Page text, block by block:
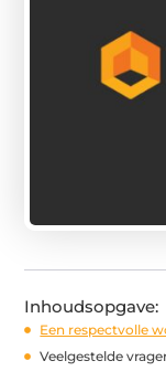
Inhoudsopgave:
Een respectvolle
Veelgestelde